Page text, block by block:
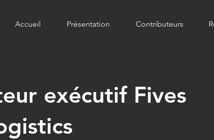
Accueil Présentation Contributeurs
exécutif Fives